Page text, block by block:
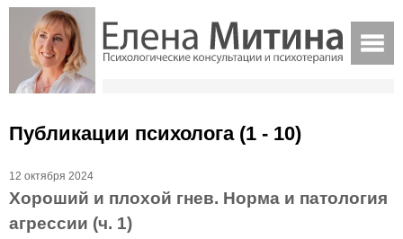
Публикации психолога (1 - 10)
12 октября 2024
Хороший и плохой гнев. Норма и патология
агрессии (ч. 1)